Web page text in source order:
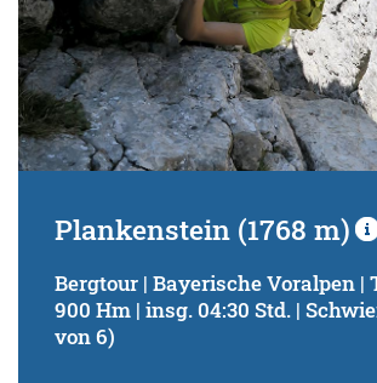
Plankenstein (1768 m)
Bergtour | Bayerische Voralpen |
900 Hm | insg. 04:30 Std. |
von 6)